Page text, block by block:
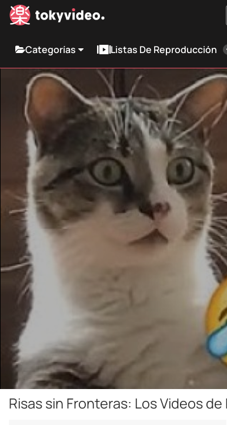
Categorías Listas De Reproducción
Risas sin Fronteras: Los Videos